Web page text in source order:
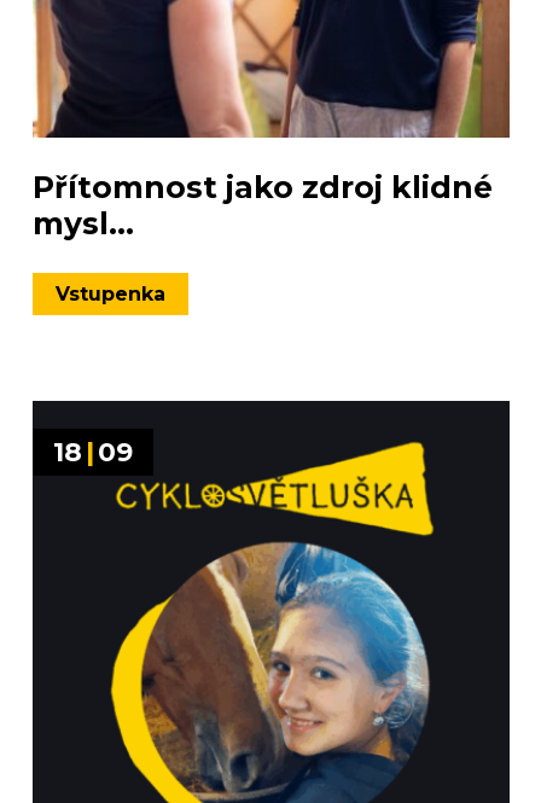
Přítomnost jako zdroj klidné
mysl...
Vstupenka
18 |09